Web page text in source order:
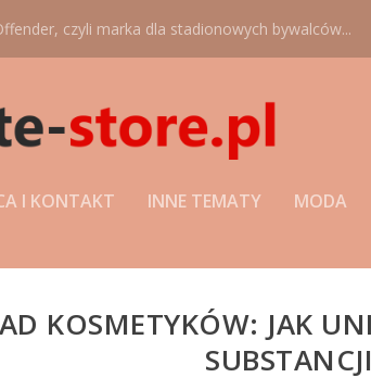
czyli marka dla stadionowych bywalców...
I KONTAKT INNE TEMATY MODA
KOSMETYKÓW: JAK